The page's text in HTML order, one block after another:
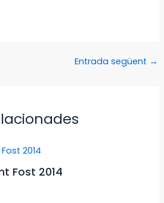
Entrada següent →
Fost 2014